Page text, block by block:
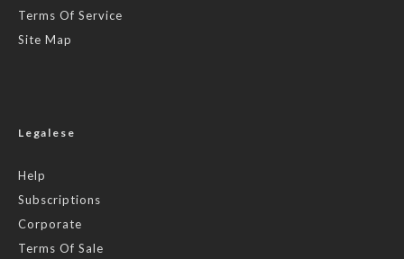
Terms Of Service
Site Map
Legalese
Help
Subscriptions
Corporate
Terms Of Sale